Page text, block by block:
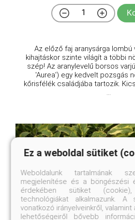
Az előző faj aranysárga lombú
kihajtáskor szinte világít a többi
szép! Az aranylevelű borsos
'Aurea') egy kedvelt pozsgás
kőrisfélék családjába tartozik.
...
Ez a weboldal sütiket
Weboldalunk tartalmának
megjelenítése és a böngészési
érdekében sütiket
technológiákat alkalmazunk. A
vonatkozó irányelveinkről,
lehetőségeiről bővebb